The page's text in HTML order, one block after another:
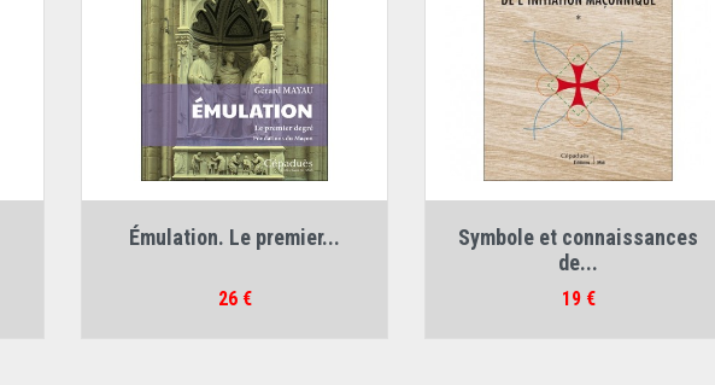
Émulation. Le premier...
Prix
26 €
Symbole et connaissances
de...
Prix
19 €